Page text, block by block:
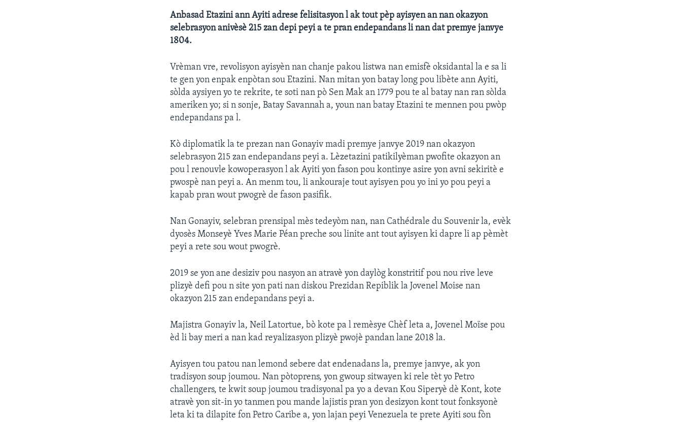
Anbasad Etazini ann Ayiti adrese felisitasyon l ak tout pèp ayisyen an nan okazyon
selebrasyon anivèsè 215 zan depi peyi a te pran endepandans li nan dat premye janvye
1804.
Vrèman vre, revolisyon ayisyèn nan chanje pakou listwa nan emisfè oksidantal la e sa li
te gen yon enpak enpòtan sou Etazini. Nan mitan yon batay long pou libète ann Ayiti,
sòlda aysiyen yo te rekrite, te soti nan pò Sen Mak an 1779 pou te al batay nan ran sòlda
ameriken yo; si n sonje, Batay Savannah a, youn nan batay Etazini te mennen pou pwòp
endepandans pa l.
Kò diplomatik la te prezan nan Gonayiv madi premye janvye 2019 nan okazyon
selebrasyon 215 zan endepandans peyi a. Lèzetazini patikilyèman pwofite okazyon an
pou l renouvle kowoperasyon l ak Ayiti yon fason pou kontinye asire yon avni sekiritè e
pwospè nan peyi a. An menm tou, li ankouraje tout ayisyen pou yo ini yo pou peyi a
kapab pran wout pwogrè de fason pasifik.
Nan Gonayiv, selebran prensipal mès tedeyòm nan, nan Cathédrale du Souvenir la, evèk
dyosès Monseyè Yves Marie Péan preche sou linite ant tout ayisyen ki dapre li ap pèmèt
peyi a rete sou wout pwogrè.
2019 se yon ane desiziv pou nasyon an atravè yon daylòg konstritif pou nou rive leve
plizyè defi pou n site yon pati nan diskou Prezidan Repiblik la Jovenel Moise nan
okazyon 215 zan endepandans peyi a.
Majistra Gonayiv la, Neil Latortue, bò kote pa l remèsye Chèf leta a, Jovenel Moïse pou
èd li bay meri a nan kad reyalizasyon plizyè pwojè pandan lane 2018 la.
Ayisyen tou patou nan lemond sebere dat endenadans la, premye janvye, ak yon
tradisyon soup joumou. Nan pòtoprens, yon gwoup sitwayen ki rele tèt yo Petro
challengers, te kwit soup joumou tradisyonal pa yo a devan Kou Siperyè dè Kont, kote
atravè yon sit-in yo tanmen pou mande lajistis pran yon desizyon kont tout fonksyonè
leta ki ta dilapite fon Petro Caribe a, yon lajan peyi Venezuela te prete Ayiti sou fòn